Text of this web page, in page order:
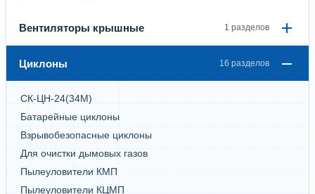
Вентиляторы крышные 1 разделов
Циклоны 16 разделов
СК-ЦН-24(34М)
Батарейные циклоны
Взрывобезопасные циклоны
Для очистки дымовых газов
Пылеуловители КМП
Пылеуловители КЦМП